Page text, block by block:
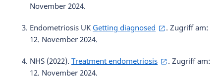
November 2024.
Endometriosis UK Getting diagnosed
. Zugriff am:
12. November 2024.
NHS (2022). Treatment endometriosis
. Zugriff am:
12. November 2024.